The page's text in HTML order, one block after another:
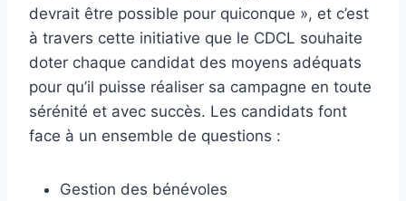
devrait être possible pour quiconque », et c’est
à travers cette initiative que le CDCL souhaite
doter chaque candidat des moyens adéquats
pour qu’il puisse réaliser sa campagne en toute
sérénité et avec succès. Les candidats font
face à un ensemble de questions :
Gestion des bénévoles